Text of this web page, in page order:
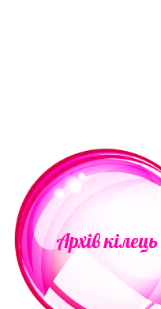
Архів кілець